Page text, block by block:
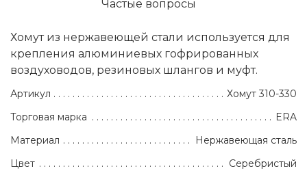
Частые вопросы
Хомут из нержавеющей стали используется для
крепления алюминиевых гофрированных
воздуховодов, резиновых шлангов и муфт.
Артикул
Хомут 310-330
Торговая марка
ERA
Материал
Нержавеющая сталь
Цвет
Серебристый